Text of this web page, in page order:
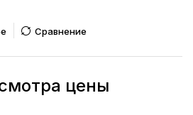
Сравнение
цены